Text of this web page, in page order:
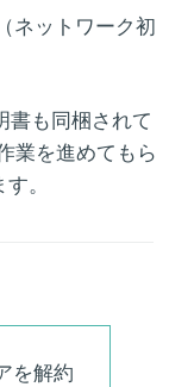
（ネットワーク初
書も同梱されて
業を進めてもら
。
を解約